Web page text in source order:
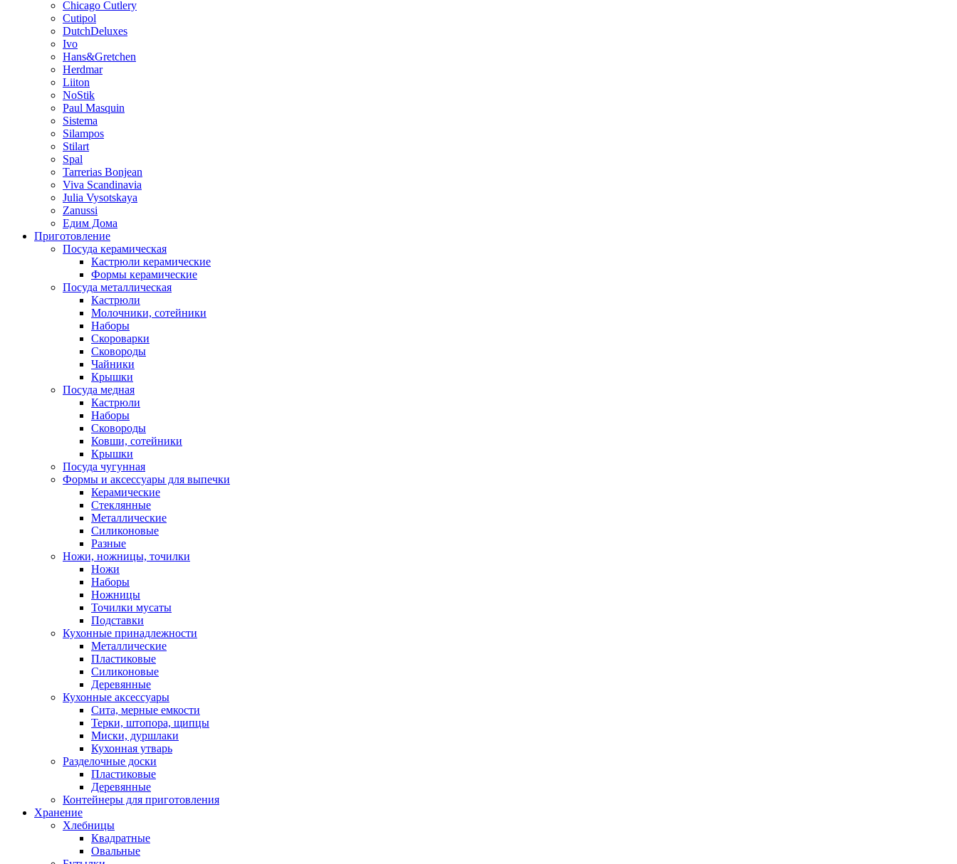
Chicago Cutlery
Cutipol
DutchDeluxes
Ivo
Hans&Gretchen
Herdmar
Liiton
NoStik
Paul Masquin
Sistema
Silampos
Stilart
Spal
Tarrerias Bonjean
Viva Scandinavia
Julia Vysotskaya
Zanussi
Едим Дома
Приготовление
Посуда керамическая
Кастрюли керамические
Формы керамические
Посуда металлическая
Кастрюли
Молочники, сотейники
Наборы
Скороварки
Сковороды
Чайники
Крышки
Посуда медная
Кастрюли
Наборы
Сковороды
Ковши, сотейники
Крышки
Посуда чугунная
Формы и аксессуары для выпечки
Керамические
Стеклянные
Металлические
Силиконовые
Разные
Ножи, ножницы, точилки
Ножи
Наборы
Ножницы
Точилки мусаты
Подставки
Кухонные принадлежности
Металлические
Пластиковые
Силиконовые
Деревянные
Кухонные аксессуары
Сита, мерные емкости
Терки, штопора, щипцы
Миски, дуршлаки
Кухонная утварь
Разделочные доски
Пластиковые
Деревянные
Контейнеры для приготовления
Хранение
Хлебницы
Квадратные
Овальные